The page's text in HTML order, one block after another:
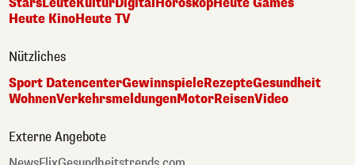
Heute KinoHeute TV
Nützliches
Sport DatencenterGewinnspieleRezepteGesundheit
WohnenVerkehrsmeldungenMotorReisenVideo
Externe Angebote